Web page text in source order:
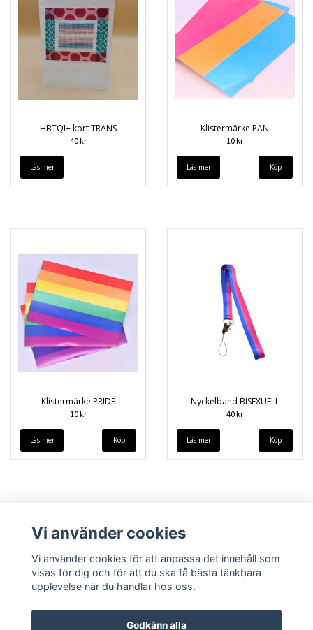
HBTQI+ kort TRANS
40 kr
Läs mer
Klistermärke PAN
10 kr
Läs mer
Klistermärke PRIDE
10 kr
Läs mer
Nyckelband BISEXUELL
40 kr
Läs mer
Köpvillkor Kontakt
Vi använder cookies
Vi använder cookies för att anpassa det innehåll som
visas för dig och för att du ska få bästa tänkbara
upplevelse när du handlar hos oss.
Godkänn alla